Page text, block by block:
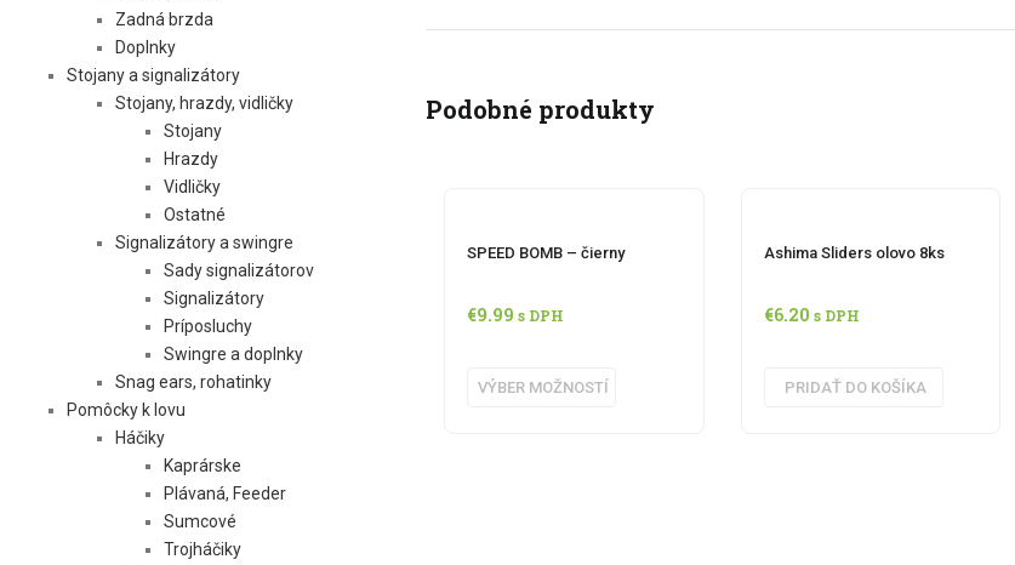
Podobné produkty
SPEED BOMB – čierny
€9.99 s DPH
VÝBER MOŽNOSTÍ
Ashima Sliders olovo 8ks
€6.20 s DPH
PRIDAŤ DO KOŠÍKA
Zadná brzda
Doplnky
Stojany a signalizátory
Stojany, hrazdy, vidličky
Stojany
Hrazdy
Vidličky
Ostatné
Signalizátory a swingre
Sady signalizátorov
Signalizátory
Príposluchy
Swingre a doplnky
Snag ears, rohatinky
Pomôcky k lovu
Háčiky
Kaprárske
Plávaná, Feeder
Sumcové
Trojháčiky